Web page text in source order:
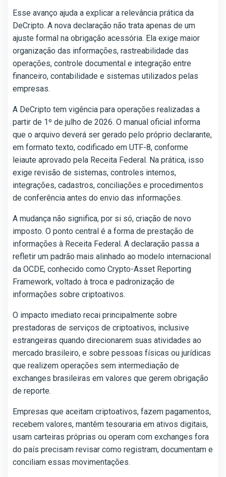
Esse avanço ajuda a explicar a relevância prática da
DeCripto. A nova declaração não trata apenas de um
ajuste formal na obrigação acessória. Ela exige maior
organização das informações, rastreabilidade das
operações, controle documental e integração entre
financeiro, contabilidade e sistemas utilizados pelas
empresas.
A DeCripto tem vigência para operações realizadas a
partir de 1º de julho de 2026. O manual oficial informa
que o arquivo deverá ser gerado pelo próprio declarante,
em formato texto, codificado em UTF-8, conforme
leiaute aprovado pela Receita Federal. Na prática, isso
exige revisão de sistemas, controles internos,
integrações, cadastros, conciliações e procedimentos
de conferência antes do envio das informações.
A mudança não significa, por si só, criação de novo
imposto. O ponto central é a forma de prestação de
informações à Receita Federal. A declaração passa a
refletir um padrão mais alinhado ao modelo internacional
da OCDE, conhecido como Crypto-Asset Reporting
Framework, voltado à troca e padronização de
informações sobre criptoativos.
O impacto imediato recai principalmente sobre
prestadoras de serviços de criptoativos, inclusive
estrangeiras quando direcionarem suas atividades ao
mercado brasileiro, e sobre pessoas físicas ou jurídicas
que realizem operações sem intermediação de
exchanges brasileiras em valores que gerem obrigação
de reporte.
Empresas que aceitam criptoativos, fazem pagamentos,
recebem valores, mantêm tesouraria em ativos digitais,
usam carteiras próprias ou operam com exchanges fora
do país precisam revisar como registram, documentam e
conciliam essas movimentações.